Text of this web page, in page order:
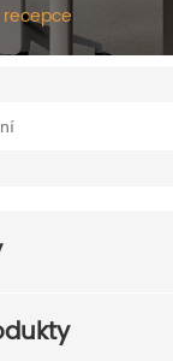
recepce